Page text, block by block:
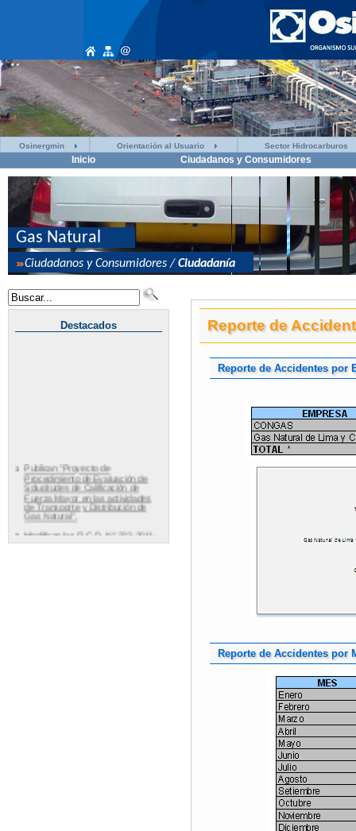
Osinergmin Orientación al Usuario Sector Hidrocarburos
Inicio Ciudadanos y Consumidores